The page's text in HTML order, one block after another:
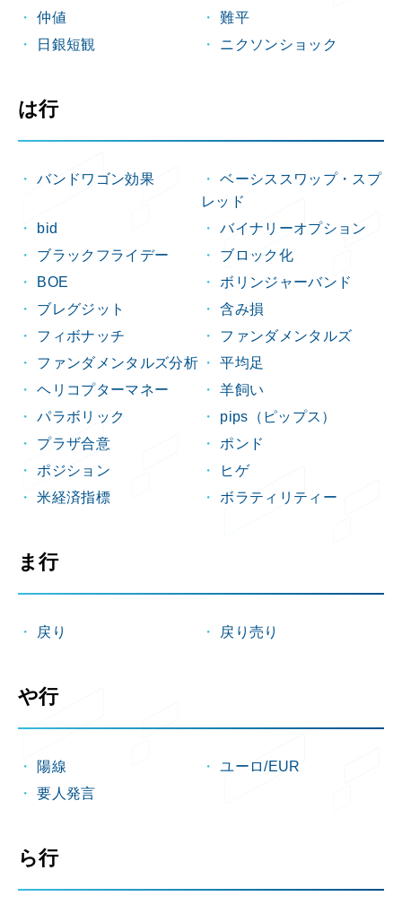
仲値
難平
日銀短観
ニクソンショック
は行
バンドワゴン効果
ベーシススワップ・スプ
レッド
bid
バイナリーオプション
ブラックフライデー
ブロック化
BOE
ボリンジャーバンド
ブレグジット
含み損
フィボナッチ
ファンダメンタルズ
ファンダメンタルズ分析
平均足
ヘリコプターマネー
羊飼い
パラボリック
pips（ピップス）
プラザ合意
ポンド
ポジション
ヒゲ
米経済指標
ボラティリティー
ま行
戻り 戻り売り
や行
陽線
ユーロ/EUR
要人発言
ら行